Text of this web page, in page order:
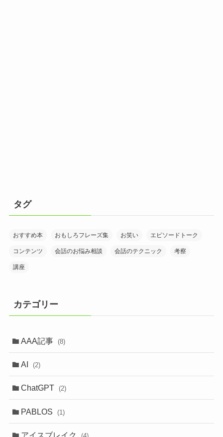
タグ
おすすめ本 おもしろフレーズ集 お笑い エピソードトーク
コンテンツ 会話のお悩み相談 会話のテクニック 考察
講座
カテゴリー
AAA記事 (8)
AI (2)
ChatGPT (2)
PABLOS (1)
アイスブレイク